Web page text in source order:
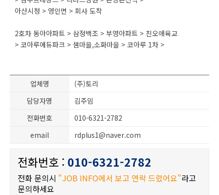
아산시청 > 영인면 > 회사 도착
2호차 동아아파트 > 삼정백조 > 부영아파트 > 친오애육교
> 코아루에듀파크 > 샘마을,소화마을 > 코아루 1차 >
업체명
(주)토리
담당자명
김주임
전화번호
010-6321-2782
email
rdplus1@naver.com
전화번호 : 010-6321-2782
전화 문의시 "JOB INFO에서 보고 연락 드렸어요"라고
문의하세요